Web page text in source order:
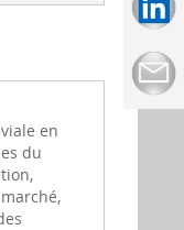
en
du